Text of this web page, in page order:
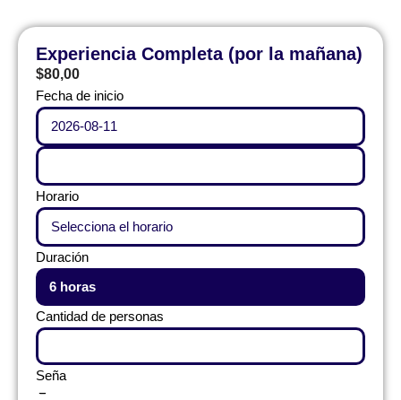
Saltar
contenido
Experiencia Completa (por la mañana)
$80,00
Fecha de inicio
Horario
Duración
6 horas
Cantidad de personas
Seña